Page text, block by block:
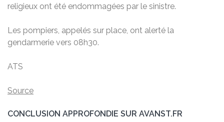
religieux ont été endommagées par le sinistre.
Les pompiers, appelés sur place, ont alerté la
gendarmerie vers 08h30.
ATS
Source
CONCLUSION APPROFONDIE SUR AVANST.FR